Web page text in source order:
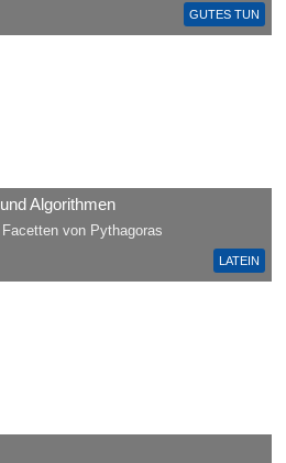
GUTES TUN
LATEIN
Algorithmen
von Pythagoras